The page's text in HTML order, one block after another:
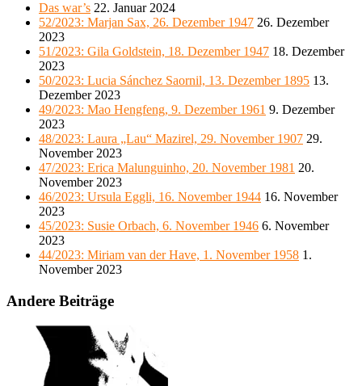
Das war’s 22. Januar 2024
52/2023: Marjan Sax, 26. Dezember 1947 26. Dezember
2023
51/2023: Gila Goldstein, 18. Dezember 1947 18. Dezember
2023
50/2023: Lucia Sánchez Saornil, 13. Dezember 1895 13.
Dezember 2023
49/2023: Mao Hengfeng, 9. Dezember 1961 9. Dezember
2023
48/2023: Laura „Lau“ Mazirel, 29. November 1907 29.
November 2023
47/2023: Erica Malunguinho, 20. November 1981 20.
November 2023
46/2023: Ursula Eggli, 16. November 1944 16. November
2023
45/2023: Susie Orbach, 6. November 1946 6. November
2023
44/2023: Miriam van der Have, 1. November 1958 1.
November 2023
Andere Beiträge